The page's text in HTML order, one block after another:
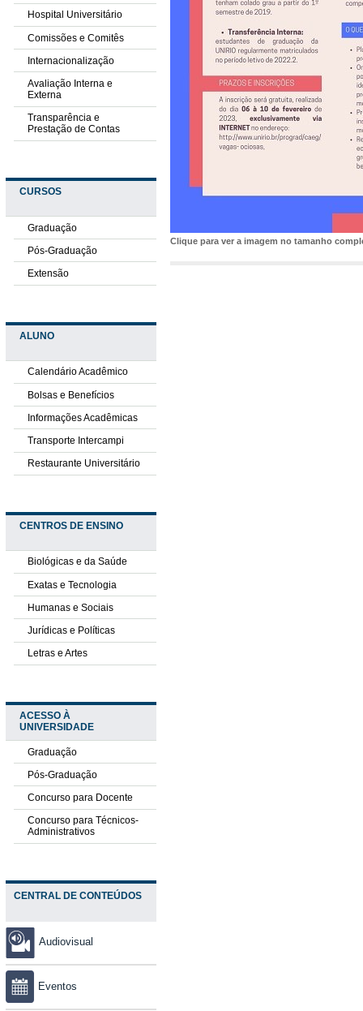
Hospital Universitário
Comissões e Comitês
Internacionalização
Avaliação Interna e
Externa
Transparência e
Prestação de Contas
CURSOS
Graduação
Pós-Graduação
Extensão
ALUNO
Calendário Acadêmico
Bolsas e Benefícios
Informações Acadêmicas
Transporte Intercampi
Restaurante Universitário
CENTROS DE ENSINO
Biológicas e da Saúde
Exatas e Tecnologia
Humanas e Sociais
Jurídicas e Políticas
Letras e Artes
ACESSO À
UNIVERSIDADE
Graduação
Pós-Graduação
Concurso para Docente
Concurso para Técnicos-
Administrativos
CENTRAL DE CONTEÚDOS
Audiovisual
Eventos
Clique para ver a imagem no tamanho